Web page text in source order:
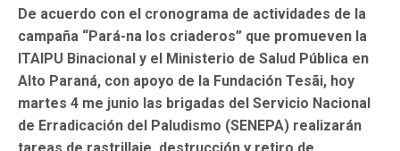
De acuerdo con el cronograma de actividades de la
campaña “Pará-na los criaderos” que promueven la
ITAIPU Binacional y el Ministerio de Salud Pública en
Alto Paraná, con apoyo de la Fundación Tesãi, hoy
martes 4 me junio las brigadas del Servicio Nacional
de Erradicación del Paludismo (SENEPA) realizarán